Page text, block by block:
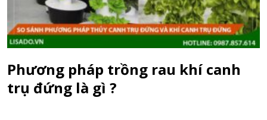
Phương pháp trồng rau khí canh
trụ đứng là gì ?